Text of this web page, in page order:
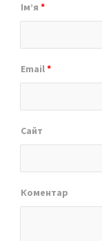
Ім’я *
Email*
Сайт
Коментар